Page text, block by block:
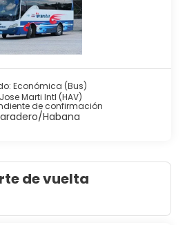
Económica (Bus)
Jose Marti Intl (HAV)
de confirmación
Habana
de vuelta